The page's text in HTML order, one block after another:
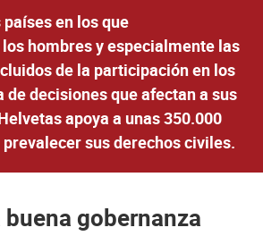
en los que
hombres y especialmente las
de la participación en los
de decisiones que afectan a sus
apoya a unas 350.000
sus derechos civiles.
gobernanza